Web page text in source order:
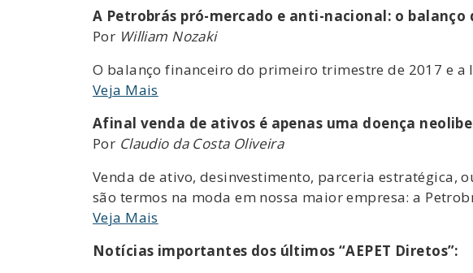
A Petrobrás pró-mercado e anti-nacional: o
Por William Nozaki
O balanço financeiro do primeiro trimestre de 2017 e
Veja Mais
Afinal venda de ativos é apenas uma doença
Por Claudio da Costa Oliveira
Venda de ativo, desinvestimento, parceria estratégica,
são termos na moda em nossa maior empresa: a
Veja Mais
Notícias importantes dos últimos “AEPET Diretos”: